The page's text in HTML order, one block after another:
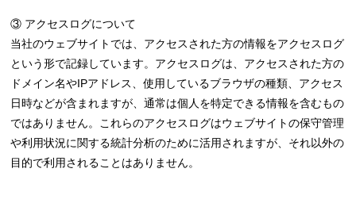
③ アクセスログについて
当社のウェブサイトでは、アクセスされた方の情報をアクセスログ
という形で記録しています。アクセスログは、アクセスされた方の
ドメイン名やIPアドレス、使用しているブラウザの種類、アクセス
日時などが含まれますが、通常は個人を特定できる情報を含むもの
ではありません。これらのアクセスログはウェブサイトの保守管理
や利用状況に関する統計分析のために活用されますが、それ以外の
目的で利用されることはありません。